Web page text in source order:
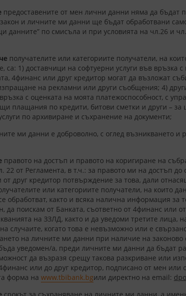
предоставените от мен лични данни няма да бъдат
закон и личните ми данни ще бъдат обработвани
данните” по смисъла и при условията на чл.26 и
че получателите или категориите получатели, на
са: 1) доставчици на софтуерни услуги във
4финанс или друг кредитор могат да възложат
на рекламни или други съобщения; 4)
с оценката на моята платежоспособност, с
плащания по кредити, битови сметки и други –
по архивиране и съхранение на документи;
ми данни е доброволно, с оглед възникването
правото на достъп и правото на коригиране на
22 от Регламента, в т.ч.: за правото ми на достъп
друг кредитор потвърждение за това, дали
или категориите получатели, на
обработват, както и всяка налична информация
да поискам от Банката, съответно от 4финанс или
на ЗЗЛД, както и да уведоми третите
случаите, когато това е невъзможно или е
на личните ми данни при наличие на
уведомен/а, преди личните ми данни да бъдат
да възразя срещу такова разкриване или
или до друг кредитор, подписано от мен
форма на www.tbibank.bgили директно на email: